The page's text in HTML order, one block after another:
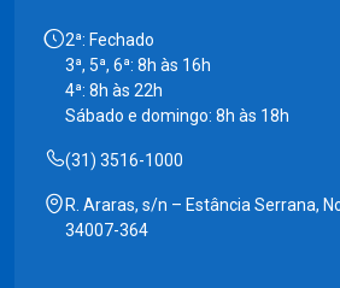
2ª: Fechado
3ª, 5ª, 6ª: 8h às 16h
4ª: 8h às 22h
Sábado e domingo: 8h às 18h
(31) 3516-1000
R. Araras, s/n – Estância Serrana,
34007-364